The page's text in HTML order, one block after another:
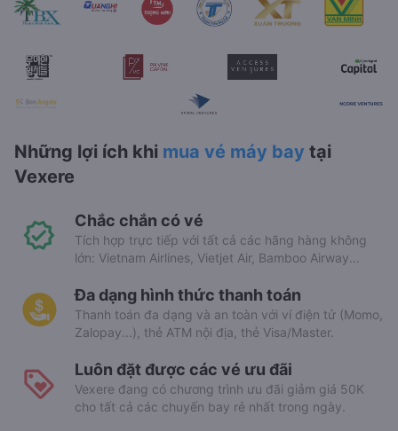
Những lợi ích khi mua vé máy bay tại
Vexere
Chắc chắn có vé
Tích hợp trực tiếp với tất cả các hãng hàng không
lớn: Vietnam Airlines, Vietjet Air, Bamboo Airway...
Đa dạng hình thức thanh toán
Thanh toán đa dạng và an toàn với ví điện tử (Momo,
Zalopay...), thẻ ATM nội địa, thẻ Visa/Master.
Luôn đặt được các vé ưu đãi
Vexere đang có chương trình ưu đãi giảm giá 50K
cho tất cả các chuyến bay rẻ nhất trong ngày.